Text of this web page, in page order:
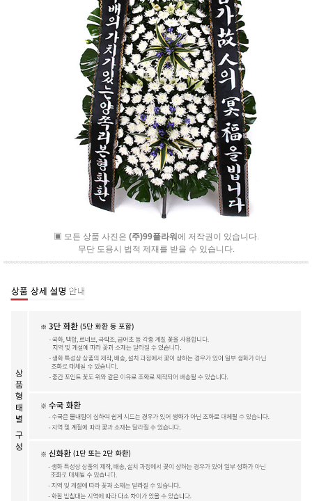
▣ 모든 상품 사진은 (주)99플라워에 저작권이 있습니다.
무단 도용시 법적 제재를 받을 수 있습니다.